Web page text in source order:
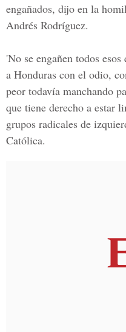
engañados, dijo en la
Andrés Rodríguez.
'No se engañen todos
a Honduras con el odio,
peor todavía manchando
que tiene derecho a estar
grupos radicales de
Católica.